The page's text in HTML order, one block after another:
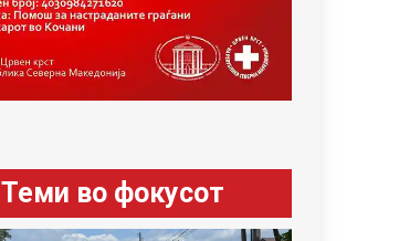
Теми во фокусот